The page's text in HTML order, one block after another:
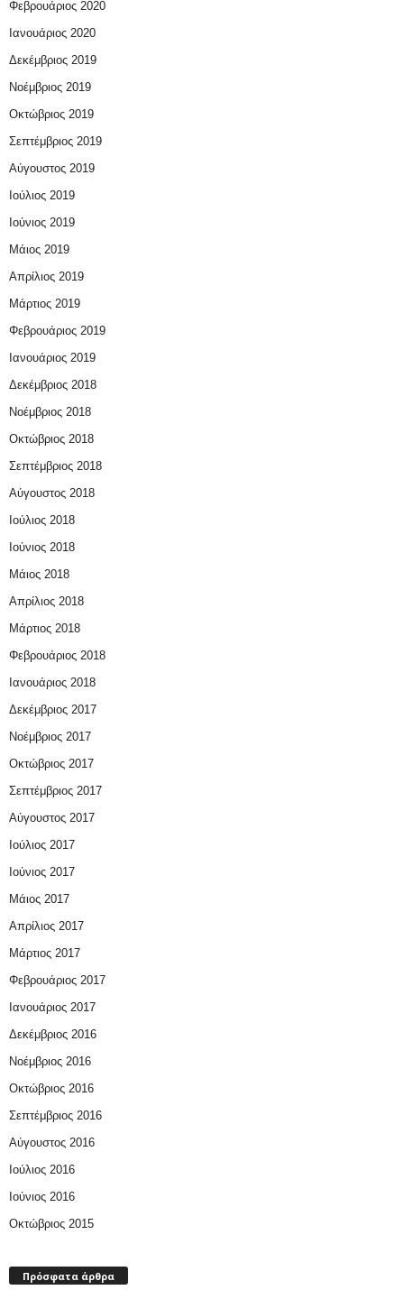
Φεβρουάριος 2020
Ιανουάριος 2020
Δεκέμβριος 2019
Νοέμβριος 2019
Οκτώβριος 2019
Σεπτέμβριος 2019
Αύγουστος 2019
Ιούλιος 2019
Ιούνιος 2019
Μάιος 2019
Απρίλιος 2019
Μάρτιος 2019
Φεβρουάριος 2019
Ιανουάριος 2019
Δεκέμβριος 2018
Νοέμβριος 2018
Οκτώβριος 2018
Σεπτέμβριος 2018
Αύγουστος 2018
Ιούλιος 2018
Ιούνιος 2018
Μάιος 2018
Απρίλιος 2018
Μάρτιος 2018
Φεβρουάριος 2018
Ιανουάριος 2018
Δεκέμβριος 2017
Νοέμβριος 2017
Οκτώβριος 2017
Σεπτέμβριος 2017
Αύγουστος 2017
Ιούλιος 2017
Ιούνιος 2017
Μάιος 2017
Απρίλιος 2017
Μάρτιος 2017
Φεβρουάριος 2017
Ιανουάριος 2017
Δεκέμβριος 2016
Νοέμβριος 2016
Οκτώβριος 2016
Σεπτέμβριος 2016
Αύγουστος 2016
Ιούλιος 2016
Ιούνιος 2016
Οκτώβριος 2015
Πρόσφατα άρθρα